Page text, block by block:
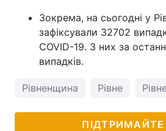
Зокрема, на сьогодні у
зафіксували 32702
COVID-19. З них за
випадків.
Рівненщина Рівне